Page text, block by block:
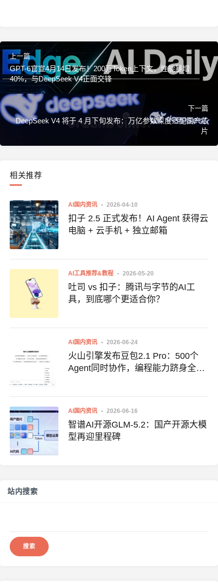
上一篇
GPT-6官宣4月14日发布！200万Token上下文，性能暴增
40%，与DeepSeek V4正面交锋
下一篇
DeepSeek V4 将于 4 月下旬发布：万亿参数深度适配国产芯
片
相关推荐
AI国内资讯 2026-04-10
扣子 2.5 正式发布！AI Agent 获得云
电脑 + 云手机 + 独立邮箱
AI工具推荐&教程 2026-05-20
吐司 vs 扣子：腾讯与字节的AI工
具，到底哪个更适合你？
AI国内资讯 2026-06-24
火山引擎发布豆包2.1 Pro：500个
Agent同时协作，编程能力跻身全球
AI国内资讯 2026-06-16
智谱AI开源GLM-5.2：国产开源大模
型再迎里程碑
站内搜索